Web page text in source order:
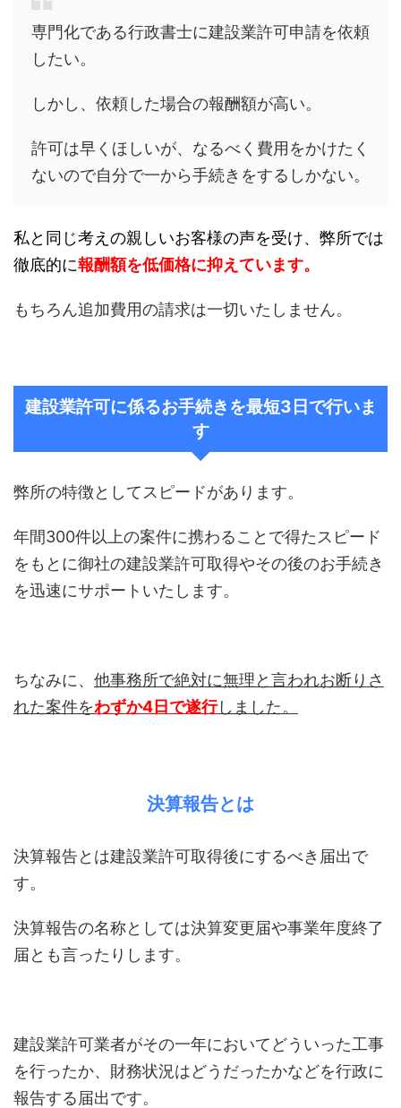
専門化である行政書士に建設業許可申請を依頼
したい。
しかし、依頼した場合の報酬額が高い。
許可は早くほしいが、なるべく費用をかけたく
ないので自分で一から手続きをするしかない。
私と同じ考えの親しいお客様の声を受け、弊所では
徹底的に報酬額を低価格に抑えています。
もちろん追加費用の請求は一切いたしません。
建設業許可に係るお手続きを最短3日で行いま
す
弊所の特徴としてスピードがあります。
年間300件以上の案件に携わることで得たスピード
をもとに御社の建設業許可取得やその後のお手続き
を迅速にサポートいたします。
ちなみに、 他事務所で絶対に無理と言われお断りさ
れた案件をわずか4日で遂行しました。
決算報告とは
決算報告とは建設業許可取得後にするべき届出で
す。
決算報告の名称としては決算変更届や事業年度終了
届とも言ったりします。
建設業許可業者がその一年においてどういった工事
を行ったか、財務状況はどうだったかなどを行政に
報告する届出です。